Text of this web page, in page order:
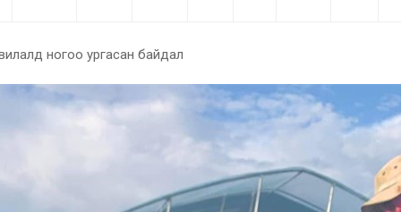
ногоо ургасан байдал